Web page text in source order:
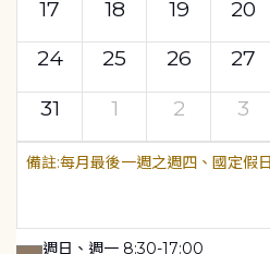
17
18 19 20
24
25 26 27
31
1 2 3
每月最後一週之週四、國定假
週日、週一 8:30-17:00